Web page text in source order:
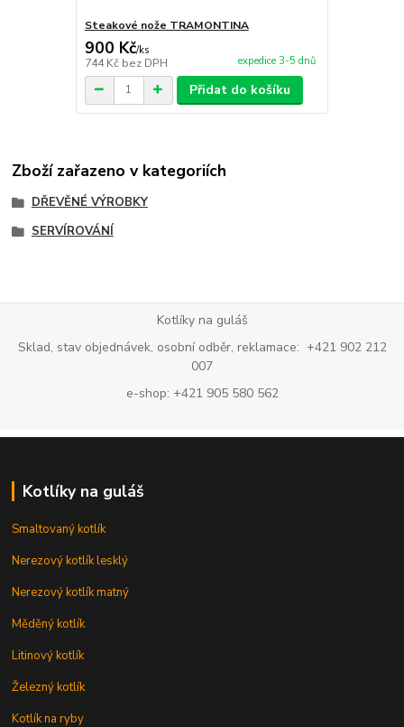
Steakové nože TRAMONTINA
900 Kč/ks
744 Kč bez DPH expedice 3-5 dnů
Přidat do košíku
Zboží zařazeno v kategoriích
DŘEVĚNÉ VÝROBKY
SERVÍROVÁNÍ
Kotlíky na guláš
Sklad, stav objednávek, osobní odběr, reklamace: +421 902 212
007
e-shop: +421 905 580 562
Kotlíky na guláš
Smaltovaný kotlík
Nerezový kotlík lesklý
Nerezový kotlík matný
Měděný kotlík
Litinový kotlík
Železný kotlík
Kotlík na ryby